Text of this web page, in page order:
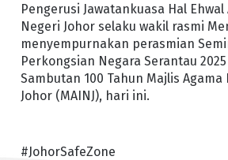
Pengerusi Jawatankuasa Hal Ehwal
Negeri Johor selaku wakil rasmi
menyempurnakan perasmian
Perkongsian Negara Serantau
Sambutan 100 Tahun Majlis
Johor (MAINJ), hari ini.
#JohorSafeZone